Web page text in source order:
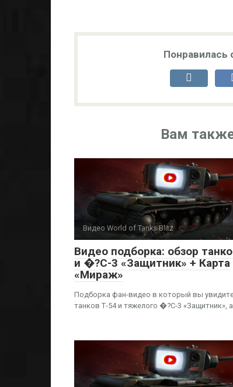
Понравилась
Вам
Видео World of Tanks Blitz
Видео подборка: обзор
и �?С-3 «Защитник» + Карта
«Мираж»
Подборка фан-видео в который вы
танков Т-54 и тяжелого �?С-3 «Защитник», а